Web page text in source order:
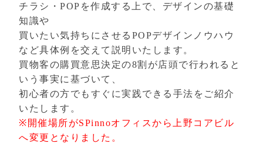
チラシ・POPを作成する上で、デザインの基礎
知識や
買いたい気持ちにさせるPOPデザインノウハウ
など具体例を交えて説明いたします。
買物客の購買意思決定の8割が店頭で行われると
いう事実に基づいて、
初心者の方でもすぐに実践できる手法をご紹介
いたします。
※開催場所がSPinnoオフィスから上野コアビル
へ変更となりました。